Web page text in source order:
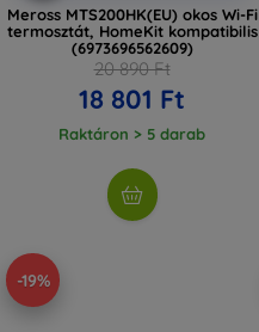
Meross MTS200HK(EU) okos Wi-Fi
termosztát, HomeKit kompatibilis
(6973696562609)
20 890 Ft
18 801 Ft
Raktáron > 5 darab
-19%